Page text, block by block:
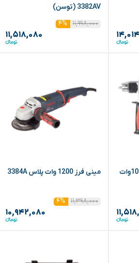
3382AV (توسن)
۱۱,۹۹۸,۰۰۰
۴%
۱۱,۵۱۸,۰۸۰
دریل چکشی گیربکسی 1050وات
مینی فرز 1200 وات پلاس 3384A
۱۱,۳۹۸,۰۰۰ ۴%
۱۰,۹۴۲,۰۸۰